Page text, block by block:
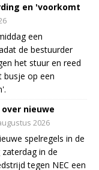
en 'voorkomt
een
de bestuurder
het stuur en reed
busje op een
nieuwe
2026
spelregels in de
in de
tegen NEC een